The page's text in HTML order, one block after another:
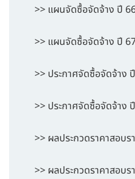
>> แผนจัดซื้อจัดจ้าง ปี
>> แผนจัดซื้อจัดจ้าง ปี
>> ประกาศจัดซื้อจัดจ้าง
>> ประกาศจัดซื้อจัดจ้าง
>> ผลประกวดราคาสอบร
>> ผลประกวดราคาสอบร